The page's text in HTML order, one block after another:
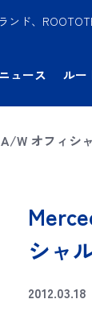
ンド、
ニュース ルー
W オフィシ
シャ
2012.03.18